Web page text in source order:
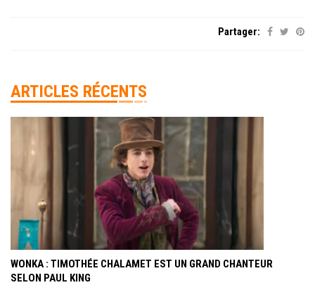
Partager:
ARTICLES RÉCENTS
WONKA : TIMOTHÉE CHALAMET EST UN GRAND CHANTEUR
SELON PAUL KING